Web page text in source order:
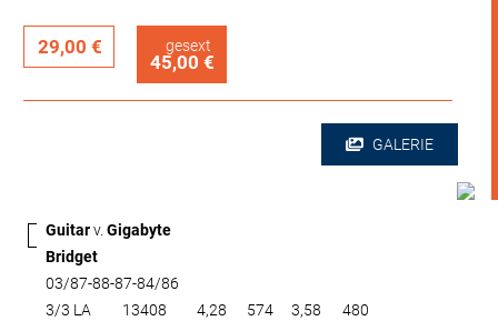
29,00 € gesext
45,00 €
GALERIE
Guitarv. Gigabyte
Bridget
03/87-88-87-84/86
3/3 LA
13408 4,28 574 3,58
480